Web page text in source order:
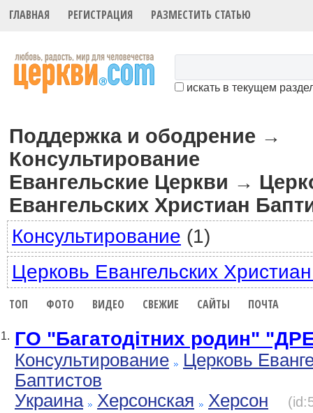
ГЛАВНАЯ РЕГИСТРАЦИЯ РАЗМЕСТИТЬ СТАТЬЮ
искать в текущем
Поддержка и ободрение →
Консультирование
Евангельские Церкви →
Евангельских Христиан
Консультирование (1)
Церковь Евангельских
ТОП ФОТО ВИДЕО СВЕЖИЕ САЙТЫ ПОЧТА
1. ГО "Багатодітних родин"
Консультирование
Церковь
Баптистов
Украина
Херсонская Херсон